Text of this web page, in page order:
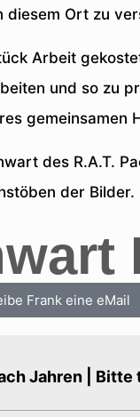
diesem Ort zu
Arbeit
und so zu
gemeinsamen
des R.A.T.
der Bilder.
Frank eine eMail
Jahren |